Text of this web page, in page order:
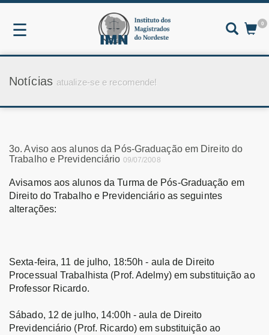
☰ 0
Notícias atualize-se e recomende!
3o. Aviso aos alunos da Pós-Graduação em Direito do
Trabalho e Previdenciário 09/07/2008
Avisamos aos alunos da Turma de Pós-Graduação em
Direito do Trabalho e Previdenciário as seguintes
alterações:
Sexta-feira, 11 de julho, 18:50h - aula de Direito
Processual Trabalhista (Prof. Adelmy) em substituição ao
Professor Ricardo.
Sábado, 12 de julho, 14:00h - aula de Direito
Previdenciário (Prof. Ricardo) em substituição ao